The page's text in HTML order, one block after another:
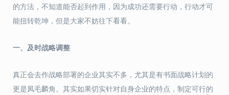
的方法，不知道能否起到作用，因为成功还需要行动，行动才可
能扭转乾坤，但是大家不妨往下看看。
一、及时战略调整
真正会去作战略部署的企业其实不多，尤其是有书面战略计划的
更是凤毛麟角。其实如果切实针对自身企业的特点，制定可行的